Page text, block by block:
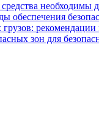
необходимы
обеспечения
рекомендации
зон для